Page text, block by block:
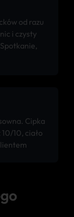
od razu
i czysty
Cipka
10, ciało